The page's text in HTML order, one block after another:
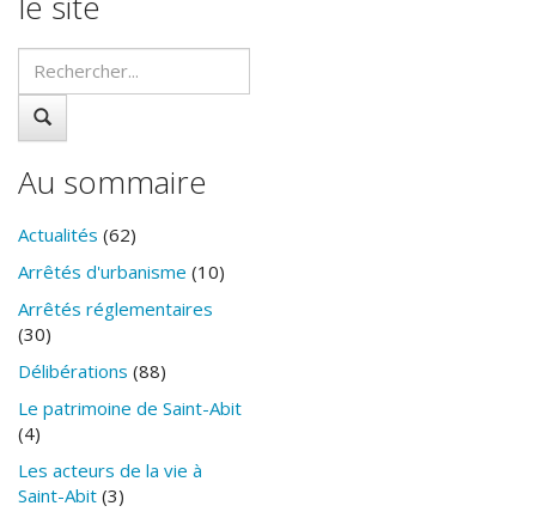
Au sommaire
Actualités (62)
Arrêtés d'urbanisme (10)
Arrêtés réglementaires
(30)
Délibérations (88)
Le patrimoine de Saint-Abit
(4)
Les acteurs de la vie à
Saint-Abit (3)